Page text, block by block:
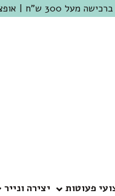
באזור המרכז | מוזמנים לבקר בחנות בכפר שמריהו
פעוטות יצירה ונייר